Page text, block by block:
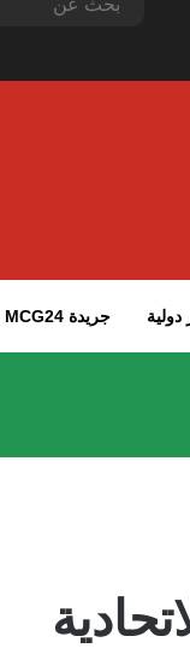
دولية جريدة MCG24